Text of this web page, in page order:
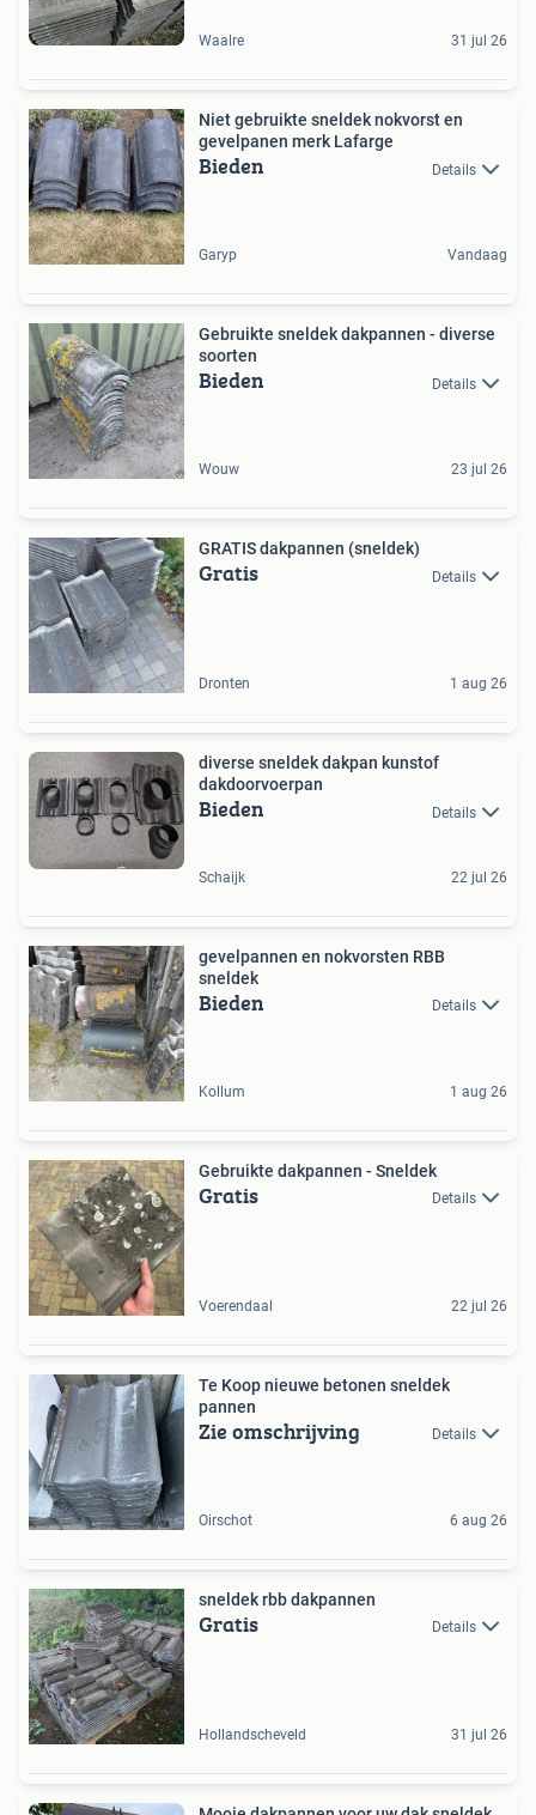
Waalre 31 jul 26
Niet gebruikte sneldek nokvorst en
gevelpanen merk Lafarge
Bieden Details
Garyp Vandaag
Gebruikte sneldek dakpannen - diverse
soorten
Bieden Details
Wouw 23 jul 26
GRATIS dakpannen (sneldek)
Gratis Details
Dronten 1 aug 26
diverse sneldek dakpan kunstof
dakdoorvoerpan
Bieden Details
Schaijk 22 jul 26
gevelpannen en nokvorsten RBB
sneldek
Bieden Details
Kollum 1 aug 26
Gebruikte dakpannen - Sneldek
Gratis Details
Voerendaal 22 jul 26
Te Koop nieuwe betonen sneldek
pannen
Zie omschrijving Details
Oirschot 6 aug 26
sneldek rbb dakpannen
Gratis Details
Hollandscheveld 31 jul 26